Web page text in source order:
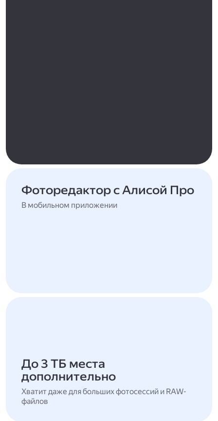
Фоторедактор с Алисой Про
В мобильном приложении
До 3 ТБ места
дополнительно
Хватит даже для больших фотосессий и RAW-
файлов